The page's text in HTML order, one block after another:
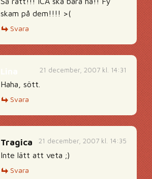
skam på dem!!!! >(
Svara
21 december, 2007 kl. 14:31
Haha, sött.
Svara
21 december, 2007 kl. 14:35
Tragica
Inte lätt att veta ;)
Svara